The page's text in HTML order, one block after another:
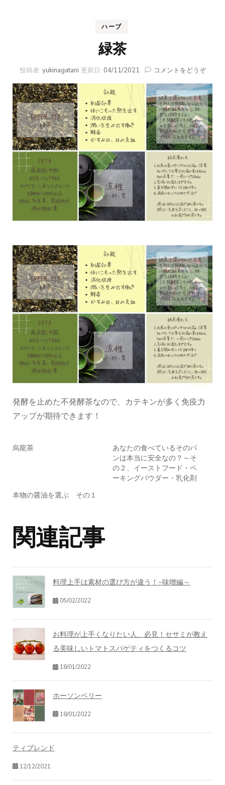
ハーブ
緑茶
投稿者: yukinagatani 更新日: 04/11/2021 コメントをどうぞ(緑
発酵を止めた不発酵茶なので、カテキンが多く免疫力
アップが期待できます！
烏龍茶
あなたの食べているそのパ
ンは本当に安全なの？～そ
の２、イーストフード・ペ
ーキングパウダー・乳化剤
本物の醤油を選ぶ その１
関連記事
料理上手は素材の選び方が違う！~味噌編～
05/02/2022
お料理が上手くなりたい人、必見！セサミが教え
る美味しいトマトスパゲティをつくるコツ
18/01/2022
ホーソンベリー
18/01/2022
ティブレンド
12/12/2021